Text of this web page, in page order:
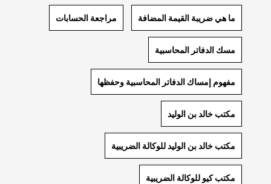
ما هي ضريبة القيمة المضافة مراجعة الحسابات
مسك الدفاتر المحاسبية
مفهوم إمساك الدفاتر المحاسبية وحفظها
مكتب خالد بن الوليد
مكتب خالد بن الوليد للوكالة الضريبية
مكتب كيو للوكالة الضريبية